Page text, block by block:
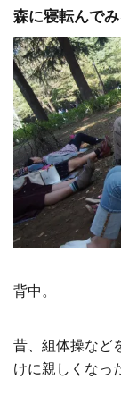
森に寝転んでみ
背中。
昔、組体操など
けに親しくなっ